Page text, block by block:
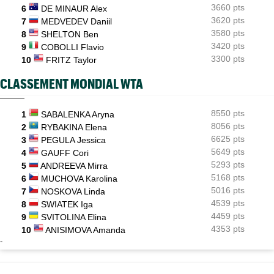
6
DE MINAUR Alex
3660 pts
7
MEDVEDEV Daniil
3620 pts
8
SHELTON Ben
3580 pts
9
COBOLLI Flavio
3420 pts
10
FRITZ Taylor 3300 pts
CLASSEMENT MONDIAL WTA
1 SABALENKA Aryna
8550 pts
2
RYBAKINA Elena
8056 pts
3
PEGULA Jessica
6625 pts
4
GAUFF Cori
5649 pts
5
ANDREEVA Mirra
5293 pts
6
MUCHOVA Karolina
5168 pts
7
NOSKOVA Linda
5016 pts
8
SWIATEK Iga
4539 pts
9
SVITOLINA Elina
4459 pts
10
ANISIMOVA Amanda 4353 pts
-